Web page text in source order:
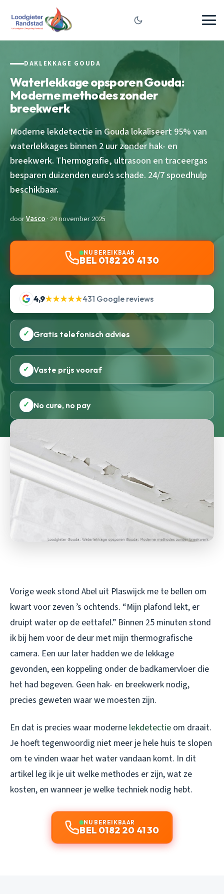
DAKLEKKAGE GOUDA
Waterlekkage opsporen Gouda:
Moderne methodes zonder
breekwerk
Moderne lekdetectie in Gouda lokaliseert 95% van
waterlekkages binnen 2 uur zonder hak- en
breekwerk. Thermografie, ultrasoon en traceergas
besparen duizenden euro’s schade. 24/7 spoedhulp
beschikbaar.
doorVasco · 24 november 2025
NU BEREIKBAAR
BEL 0182 20 41 30
4,9★★★★★431 Google reviews
✓ Gratis telefonisch advies
✓ Vaste prijs vooraf
✓ No cure, no pay
Vorige week stond Abel uit Plaswijck me te bellen om
kwart voor zeven ’s ochtends. “Mijn plafond lekt, er
druipt water op de eettafel.” Binnen 25 minuten stond
ik bij hem voor de deur met mijn thermografische
camera. Een uur later hadden we de lekkage
gevonden, een koppeling onder de badkamervloer die
het had begeven. Geen hak- en breekwerk nodig,
precies geweten waar we moesten zijn.
En dat is precies waar moderne lekdetectie om draait.
Je hoeft tegenwoordig niet meer je hele huis te slopen
om te vinden waar het water vandaan komt. In dit
artikel leg ik je uit welke methodes er zijn, wat ze
kosten, en wanneer je welke techniek nodig hebt.
NU BEREIKBAAR
BEL 0182 20 41 30